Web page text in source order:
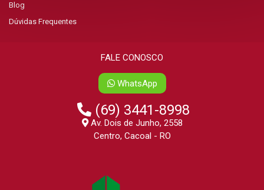
Blog
Dúvidas Frequentes
FALE CONOSCO
WhatsApp
(69) 3441-8998
Av. Dois de Junho, 2558
Centro, Cacoal - RO